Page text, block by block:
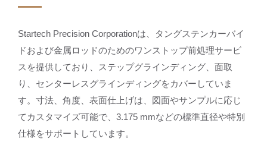
Startech Precision Corporationは、タングステンカーバイ
ドおよび金属ロッドのためのワンストップ前処理サービ
スを提供しており、ステップグラインディング、面取
り、センターレスグラインディングをカバーしていま
す。寸法、角度、表面仕上げは、図面やサンプルに応じ
てカスタマイズ可能で、3.175 mmなどの標準直径や特別
仕様をサポートしています。